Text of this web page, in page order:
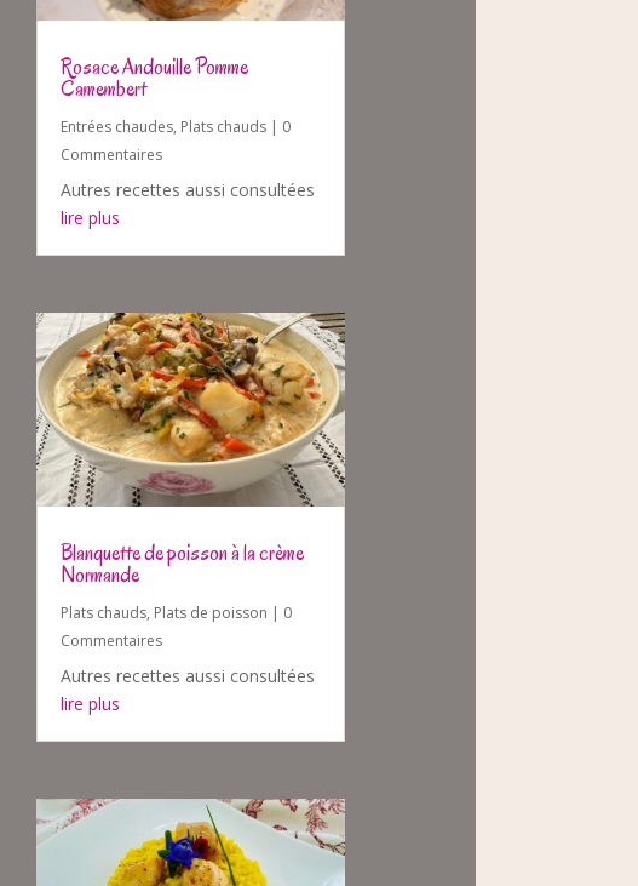
Rosace Andouille Pomme
Camembert
Entrées chaudes, Plats chauds| 0
Commentaires
Autres recettes aussi consultées
lire plus
Blanquette de poisson à la crème
Normande
Plats chauds, Plats de poisson | 0
Commentaires
Autres recettes aussi consultées
lire plus